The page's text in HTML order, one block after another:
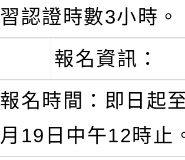
習認證時數3小時。
報名資訊：
報名時間：即日起
月19日中午12時止